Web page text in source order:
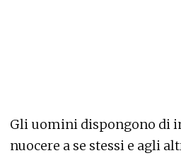
Gli uomini dispongono di
nuocere a se stessi e agli